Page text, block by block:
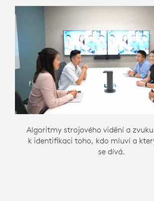
Algoritmy strojového vidění a
k identifikaci toho, kdo mluví a
se dívá.
Nejlepší úhel záběru je určen
kamerami.
Kamera s nejlepším úhlem pohledu
mluvčího je přenášena.